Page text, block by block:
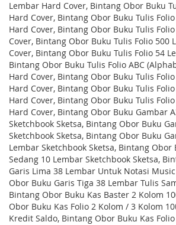
Lembar Hard Cover, Bintang Obor Buku
Hard Cover, Bintang Obor Buku Tulis
Hard Cover, Bintang Obor Buku Tulis
Cover, Bintang Obor Buku Tulis Folio 500
Cover, Bintang Obor Buku Tulis Folio 54
Bintang Obor Buku Tulis Folio ABC
Hard Cover, Bintang Obor Buku Tulis
Hard Cover, Bintang Obor Buku Tulis
Hard Cover, Bintang Obor Buku Tulis
Hard Cover, Bintang Obor Buku Gambar
Sketchbook Sketsa, Bintang Obor Buku
Sketchbook Sketsa, Bintang Obor Buku
Lembar Sketchbook Sketsa, Bintang Obor
Sedang 10 Lembar Sketchbook Sketsa,
Garis Lima 38 Lembar Untuk Notasi
Obor Buku Garis Tiga 38 Lembar Tulis
Bintang Obor Buku Kas Baster 2 Kolom
Obor Buku Kas Folio 2 Kolom / 3 Kolom
Kredit Saldo, Bintang Obor Buku Kas